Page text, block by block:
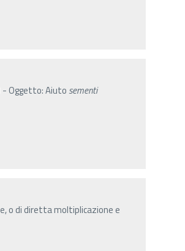
- Oggetto: Aiuto sementi
o di diretta moltiplicazione e